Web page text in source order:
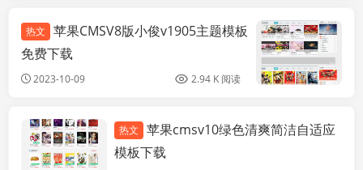
热文
苹果CMSV8版小俊v1905主题模板
免费下载
2023-10-09 2.94 K 阅读
苹果
热文
苹果cmsv10绿色清爽简洁自适应
模板下载